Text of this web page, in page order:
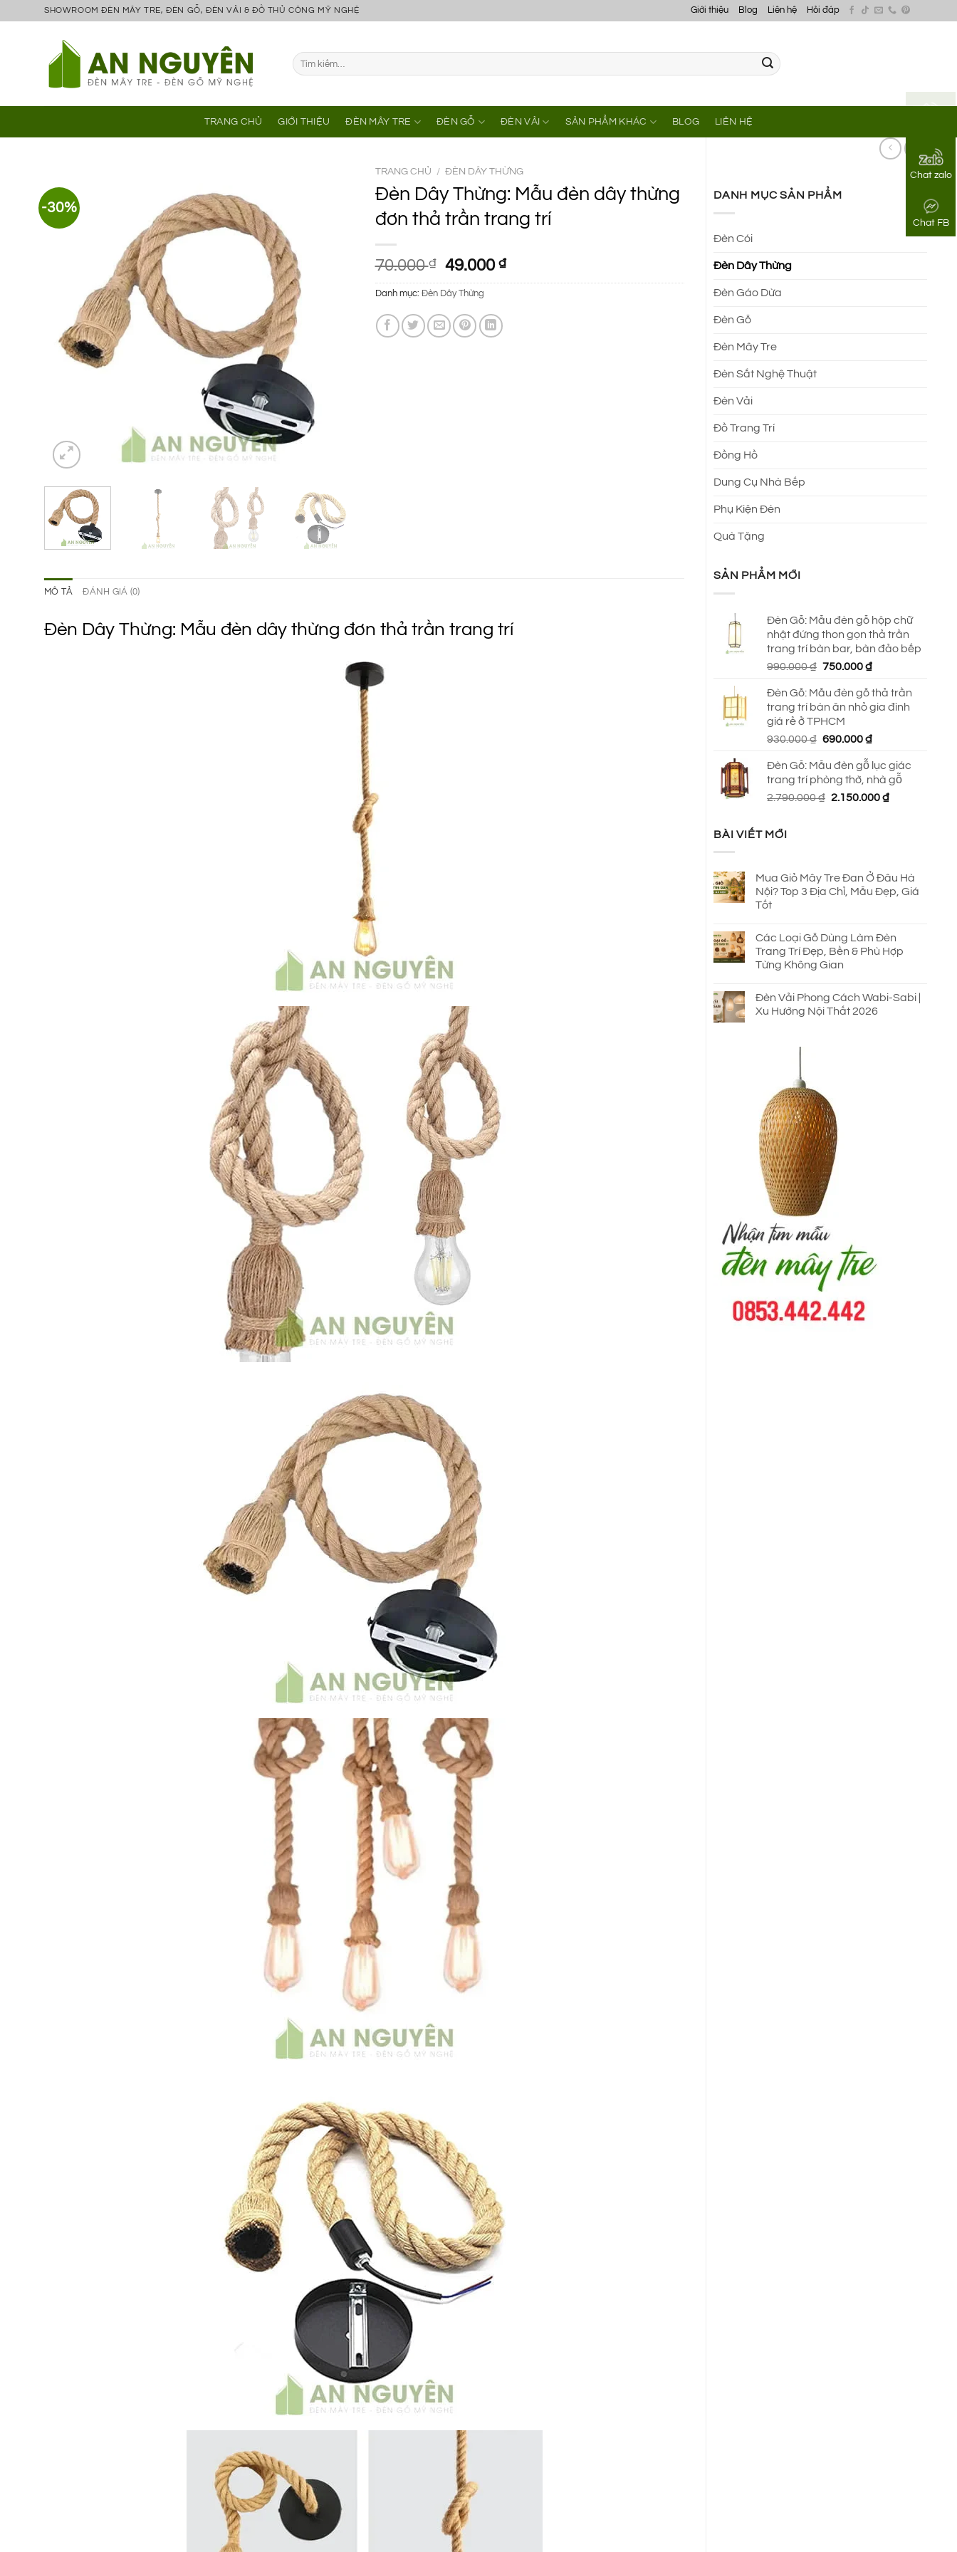
Chat zalo
Chat FB
SHOWROOM ĐÈN MÂY TRE, ĐÈN GỖ, ĐÈN VẢI & ĐỒ THỦ CÔNG MỸ NGHỆ Giới thiệu Blog Liên hệ Hỏi đáp
Tìm
kiếm:
TRANG CHỦ GIỚI THIỆU ĐÈN MÂY TRE ĐÈN GỖ ĐÈN VẢI SẢN PHẨM KHÁC BLOG LIÊN HỆ
DANH MỤC SẢN PHẨM
Đèn Cói
Đèn Dây Thừng
Đèn Gáo Dừa
Đèn Gỗ
Đèn Mây Tre
Đèn Sắt Nghệ Thuật
Đèn Vải
Đồ Trang Trí
Đồng Hồ
Dung Cụ Nhà Bếp
Phụ Kiện Đèn
Quà Tặng
SẢN PHẨM MỚI
Đèn Gỗ: Mẫu đèn gỗ hộp chữ
nhật đứng thon gọn thả trần
trang trí bàn bar, bàn đảo bếp
990.000₫ Giá
là:
990.000 ₫.
750.000₫Giá
tại
là:
Đèn Gỗ: Mẫu đèn gỗ thả trần
trang trí bàn ăn nhỏ gia đình
giá rẻ ở TPHCM
930.000₫ Giá
là:
930.000 ₫.
690.000₫Giá
tại
là:
690.000 ₫.
Đèn Gỗ: Mẫu đèn gỗ lục giác
trang trí phòng thờ, nhà gỗ
2.790.000₫ Giá
2.150.000₫Giá
BÀI VIẾT MỚI
Mua Giỏ Mây Tre Đan Ở Đâu Hà
Nội? Top 3 Địa Chỉ, Mẫu Đẹp, Giá
Tốt
Các Loại Gỗ Dùng Làm Đèn
Trang Trí Đẹp, Bền & Phù Hợp
Từng Không Gian
Đèn Vải Phong Cách Wabi-Sabi |
Xu Hướng Nội Thất 2026
-30%
TRANG CHỦ / ĐÈN DÂY THỪNG
Đèn Dây Thừng: Mẫu đèn dây thừng
đơn thả trần trang trí
70.000₫
Giá
gốc
là:
70.000 ₫.
49.000 ₫Giá
hiện
Danh mục: Đèn Dây Thừng
MÔ TẢ ĐÁNH GIÁ (0)
Đèn Dây Thừng: Mẫu đèn dây thừng đơn thả trần trang trí